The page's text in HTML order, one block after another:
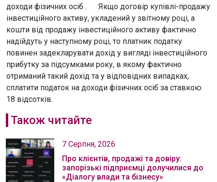
доходи фізичних осіб . Якщо договір купівлі-продажу
інвестиційного активу, укладений у звітному році, а
кошти від продажу інвестиційного активу фактично
надійдуть у наступному році, то платник податку
повинен задекларувати дохід у вигляді інвестиційного
прибутку за підсумками року, в якому фактично
отриманий такий дохід та у відповідних випадках,
сплатити податок на доходи фізичних осіб за ставкою
18 відсотків.
Також читайте
7 Серпня, 2026
Про клієнтів, продажі та довіру:
запорізькі підприємці долучилися до
«Діалогу влади та бізнесу»